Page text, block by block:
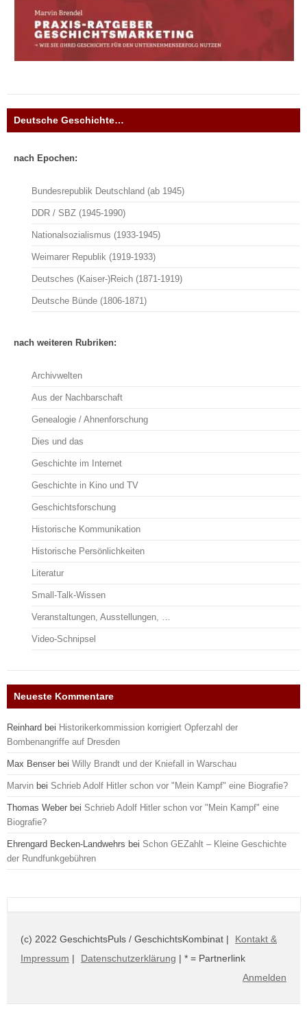
Deutsche Geschichte…
nach Epochen:
Bundesrepublik Deutschland (ab 1945)
DDR / SBZ (1945-1990)
Nationalsozialismus (1933-1945)
Weimarer Republik (1919-1933)
Deutsches (Kaiser-)Reich (1871-1919)
Deutsche Bünde (1806-1871)
nach weiteren Rubriken:
Archivwelten
Aus der Nachbarschaft
Genealogie / Ahnenforschung
Dies und das
Geschichte im Internet
Geschichte in Kino und TV
Geschichtsforschung
Historische Kommunikation
Historische Persönlichkeiten
Literatur
Small-Talk-Wissen
Veranstaltungen, Ausstellungen, …
Video-Schnipsel
Neueste Kommentare
Reinhard bei Historikerkommission korrigiert Opferzahl der
Bombenangriffe auf Dresden
Max Benser bei Willy Brandt und der Kniefall in Warschau
Marvin bei Schrieb Adolf Hitler schon vor "Mein Kampf" eine Biografie?
Thomas Weber bei Schrieb Adolf Hitler schon vor "Mein Kampf" eine
Biografie?
Ehrengard Becken-Landwehrs bei Schon GEZahlt – Kleine Geschichte
der Rundfunkgebühren
(c) 2022 GeschichtsPuls / GeschichtsKombinat |
Kontakt &
Impressum | Datenschutzerklärung | * = Partnerlink
Anmelden